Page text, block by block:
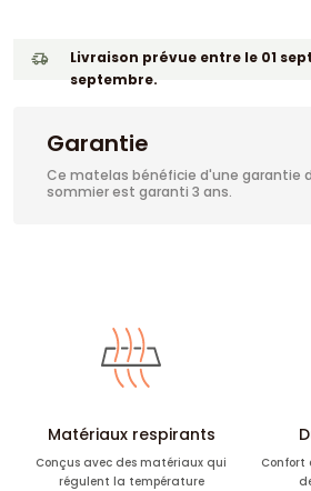
Livraison prévue entre le 01
septembre.
Garantie
Ce matelas bénéficie d'une garantie
sommier est garanti 3 ans.
Matériaux respirants
Conçus avec des matériaux qui
régulent la température
Confort